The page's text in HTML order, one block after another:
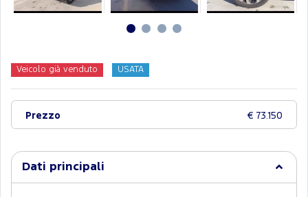
Veicolo già venduto USATA
Prezzo € 73.150
Dati principali